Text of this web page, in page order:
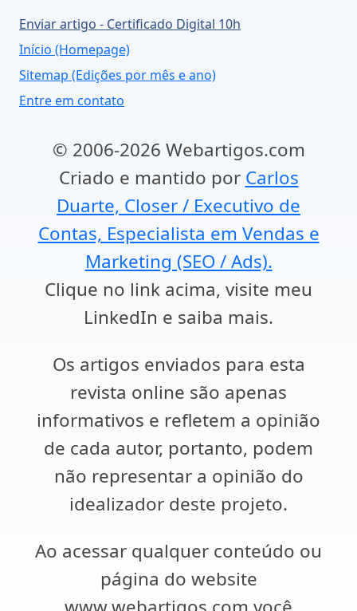
Enviar artigo - Certificado Digital 10h
Início (Homepage)
Sitemap (Edições por mês e ano)
Entre em contato
© 2006-2026 Webartigos.com
Criado e mantido por Carlos
Duarte, Closer / Executivo de
Contas, Especialista em Vendas e
Marketing (SEO / Ads).
Clique no link acima, visite meu
LinkedIn e saiba mais.
Os artigos enviados para esta
revista online são apenas
informativos e refletem a opinião
de cada autor, portanto, podem
não representar a opinião do
idealizador deste projeto.
Ao acessar qualquer conteúdo ou
página do website